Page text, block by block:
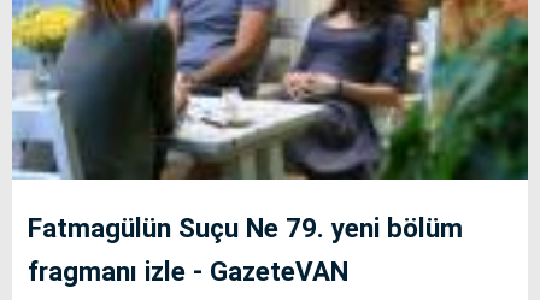
Fatmagülün Suçu Ne 79. yeni bölüm
fragmanı izle - GazeteVAN